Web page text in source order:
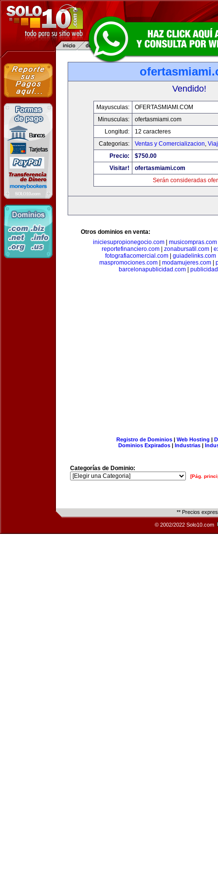
Vendido!
Mayusculas:
OFERTASMIAMI.COM
Minusculas:
ofertasmiami.com
Longitud:
12 caracteres
Categorias:
Ventas y Comercializacion,
Precio:
$750.00
Visitar!
ofertasmiami.com
Serán consideradas
Otros dominios en venta:
iniciesupropionegocio.com
musicompras.com
reportefinanciero.com| zonabursatil.com|
fotografiacomercial.com
guiadelinks.com
maspromociones.com
modamujeres.com
barcelonapublicidad.com|
Registro de Dominios| Web Hosting |
Dominios Expirados | Industrias |
Categorías de Dominio:
[Pág.
** Precios
© 2002/2022 Solo10.com